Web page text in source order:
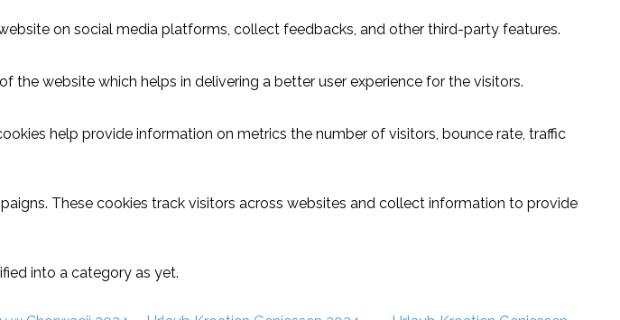
on social media platforms, collect feedbacks, and other third-party features.
website which helps in delivering a better user experience for the visitors.
help provide information on metrics the number of visitors, bounce rate, traffic
These cookies track visitors across websites and collect information to provide
into a category as yet.